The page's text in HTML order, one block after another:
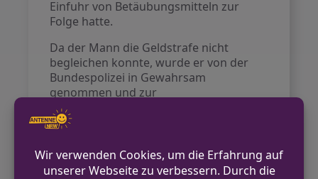
Einfuhr von Betäubungsmitteln zur
Folge hatte.
Da der Mann die Geldstrafe nicht
begleichen konnte, wurde er von der
Bundespolizei in Gewahrsam
genommen und zur
Bundespolizeiinspektion in Kleve
gebracht. Er muss nun eine
in einer Justizvollzugsanstalt verbüßen.